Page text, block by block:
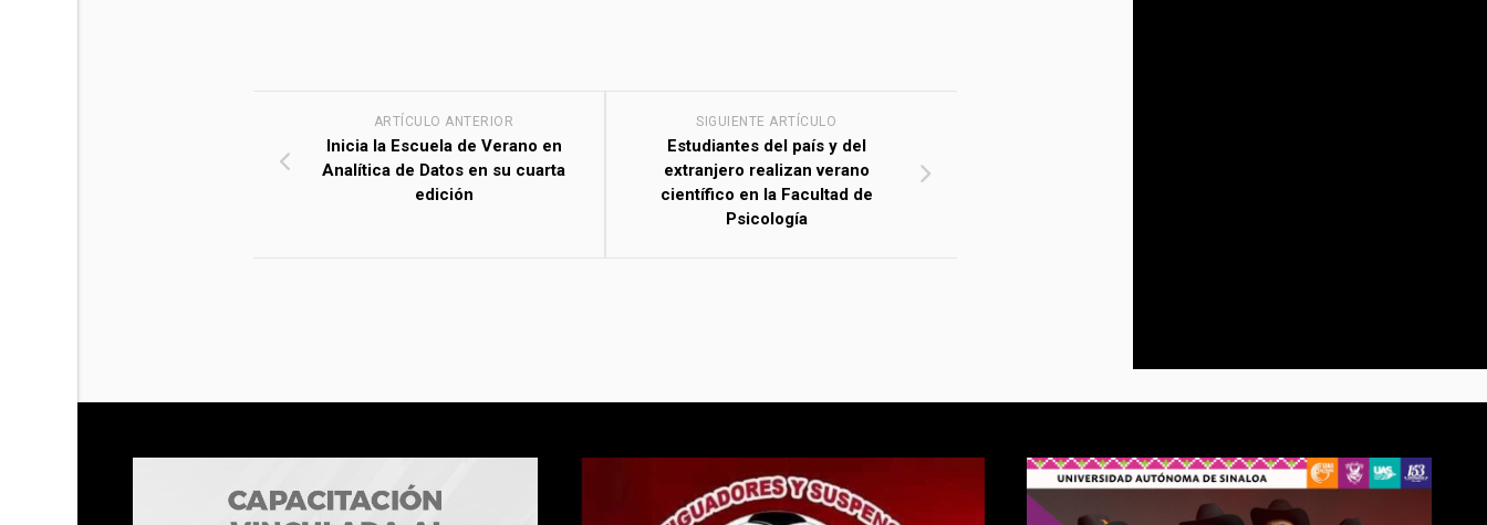
SIGUIENTE ARTÍCULO
Estudiantes del país y del
extranjero realizan verano
científico en la Facultad de
Psicología
ARTÍCULO ANTERIOR
Inicia la Escuela de Verano en
Analítica de Datos en su cuarta
edición